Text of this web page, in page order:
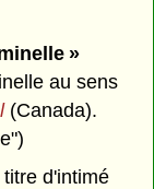
»
au sens
(Canada).
d'intimé